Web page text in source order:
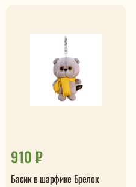
910 ₽
Басик в шарфике Брелок